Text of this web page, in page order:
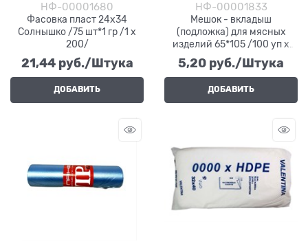
НФ-00001680
Фасовка пласт 24х34
Солнышко /75 шт*1 гр /1 х
200/
21,44 руб./Штука
ДОБАВИТЬ
НФ-00001833
Мешок - вкладыш
(подложка) для мясных
изделий 65*105 /100 уп х
600/
5,20 руб./Штука
ДОБАВИТЬ